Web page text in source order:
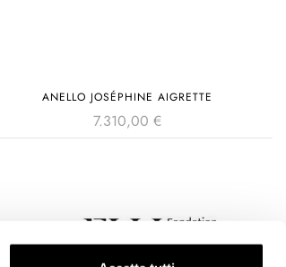
ANELLO JOSÉPHINE AIGRETTE
7.310,00 €